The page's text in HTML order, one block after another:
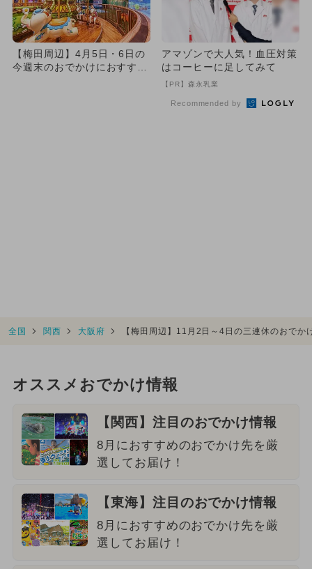
【梅田周辺】4月5日・6日の
今週末のおでかけにおすす
アマゾンで大人気！血圧対策
はコーヒーに足してみて
【PR】森永乳業
Recommended by
全国 関西 大阪府 【梅田周辺】11月2日～4日の三連休のおで
オススメおでかけ情報
【関西】注目のおでかけ情報
8月におすすめのおでかけ先を厳
選してお届け！
【東海】注目のおでかけ情報
8月におすすめのおでかけ先を厳
選してお届け！